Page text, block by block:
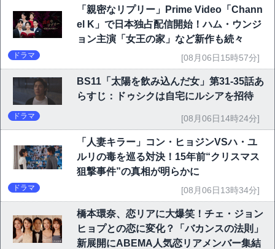
「親密なリプリー」Prime Video「Chann
el K」で日本独占配信開始！ハム・ウンジ
ョン主演「女王の家」など新作も続々
ドラマ [08月06日15時57分]
BS11「太陽を飲み込んだ女」第31-35話あ
らすじ：ドゥシクは自宅にルシアを招待
ドラマ [08月06日14時24分]
「人妻キラー」コン・ヒョジンVSハ・ユ
ルリの毒を巡る対決！15年前“クリスマス
狙撃事件”の真相が明らかに
ドラマ [08月06日13時34分]
橋本環奈、恋リアに大爆笑！チェ・ジョン
ヒョプとの恋に変化？「バカンスの法則」
新展開にABEMA人気恋リアメンバー集結